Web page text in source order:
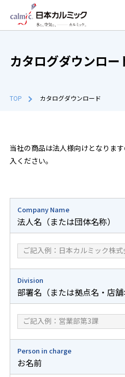
カタログダウンロー
TOP カタログダウンロード
当社の商品は法人様向けとなりま
入ください。
Company Name
法人名（または団体名称）
Division
部署名（または拠点名・店舗
Person in charge
お名前